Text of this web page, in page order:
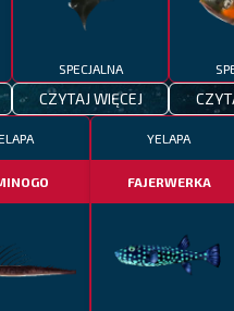
SPECJALNA
CZYTAJ WIĘCEJ
YELAPA
FAJERWERKA